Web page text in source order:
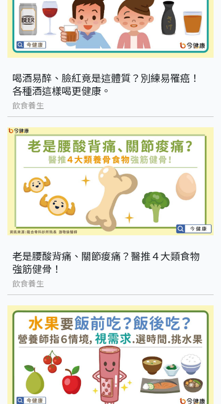
喝酒易醉、臉紅竟是這體質？別練易罹癌！
各種酒這樣喝更健康。
飲食養生
老是腰酸背痛、關節痠痛？醫推４大類食物
強筋健骨！
飲食養生